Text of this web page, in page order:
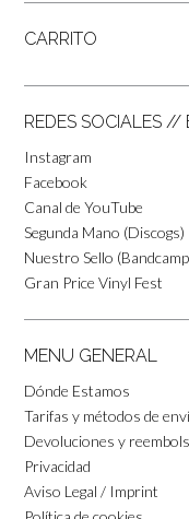
CARRITO
REDES SOCIALES //
Instagram
Facebook
Canal de YouTube
Segunda Mano (Discogs)
Nuestro Sello
Gran Price Vinyl Fest
MENU GENERAL
Dónde Estamos
Tarifas y métodos de
Devoluciones y
Privacidad
Aviso Legal / Imprint